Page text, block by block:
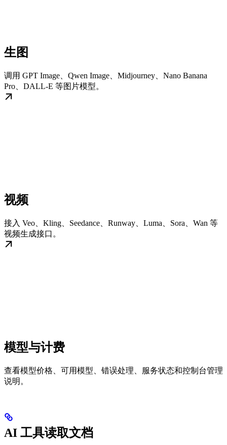
生图
调用 GPT Image、Qwen Image、Midjourney、Nano Banana
Pro、DALL-E 等图片模型。
视频
接入 Veo、Kling、Seedance、Runway、Luma、Sora、Wan 等
视频生成接口。
模型与计费
查看模型价格、可用模型、错误处理、服务状态和控制台管理
说明。
AI 工具读取文档